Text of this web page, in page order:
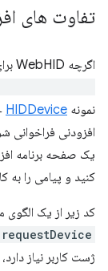
تفاوت های
اگرچه WebHID برای کارکنان خدمات برنامه افزودنی در دسترس است،
نمونه HIDDevice
افزودنی فراخوانی
یک صفحه برنامه
کنید و پیامی را
کد زیر از یک الگوی
requestDevice()
ژست کاربر نیاز